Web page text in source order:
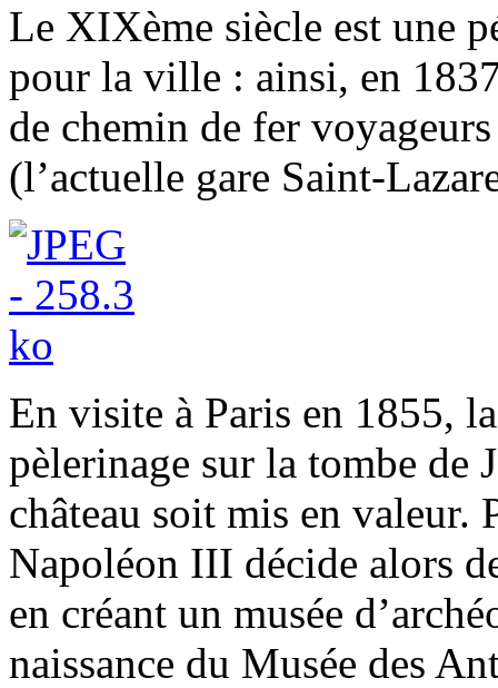
Le XIXème siècle est une
pour la ville : ainsi, en
de chemin de fer
(l’actuelle gare Saint-
En visite à Paris en 1855,
pèlerinage sur la tombe de
château soit mis en valeur.
Napoléon III décide alors
en créant un musée
naissance du Musée des